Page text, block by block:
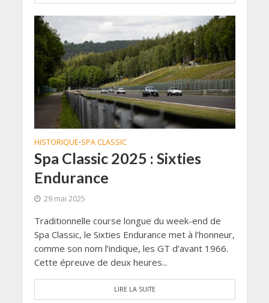
HISTORIQUE•SPA CLASSIC
Spa Classic 2025 : Sixties
Endurance
29 mai 2025
Traditionnelle course longue du week-end de
Spa Classic, le Sixties Endurance met à l’honneur,
comme son nom l’indique, les GT d’avant 1966.
Cette épreuve de deux heures...
LIRE LA SUITE